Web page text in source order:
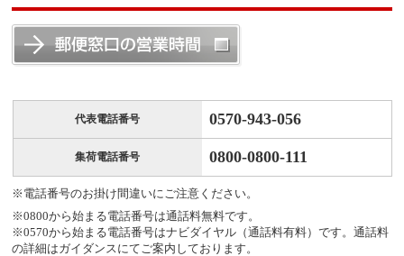
代表電話番号 0570-943-056
集荷電話番号 0800-0800-111
※電話番号のお掛け間違いにご注意ください。
※0800から始まる電話番号は通話料無料です。
※0570から始まる電話番号はナビダイヤル（通話料有料）です。通話料
の詳細はガイダンスにてご案内しております。